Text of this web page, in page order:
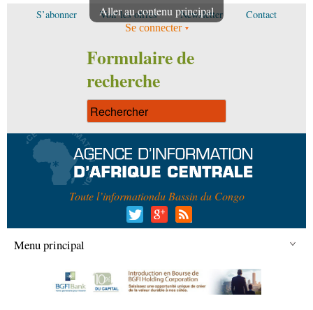
Aller au contenu principal
S’abonner Voir les offres Newsletter Contact
Se connecter
Formulaire de
recherche
Toute l’informationdu Bassin du Congo
Menu principal